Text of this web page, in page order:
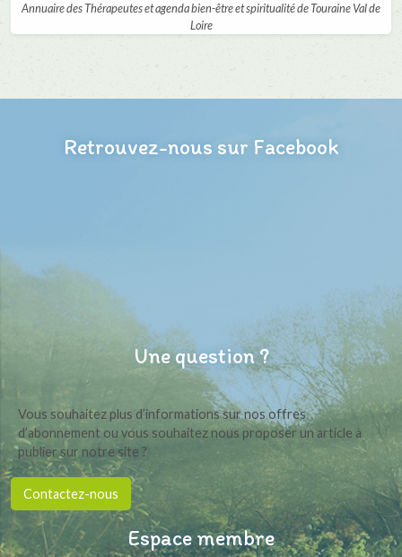
Annuaire des Thérapeutes et agenda bien-être et spiritualité de Touraine Val de
Loire
Retrouvez-nous sur Facebook
Une question ?
Vous souhaitez plus d’informations sur nos offres
d’abonnement ou vous souhaitez nous proposer un article à
publier sur notre site ?
Contactez-nous
Espace membre